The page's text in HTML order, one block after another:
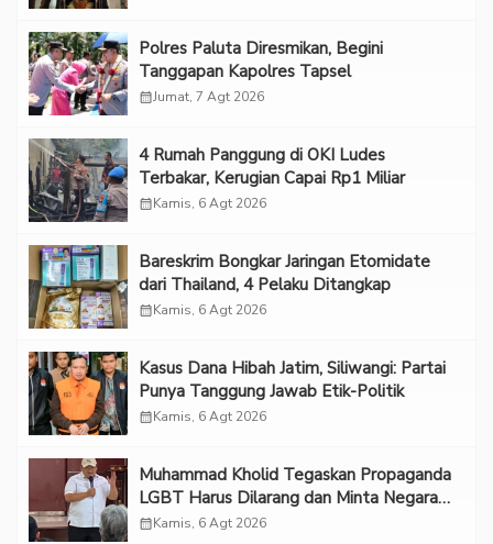
Polres Paluta Diresmikan, Begini
Tanggapan Kapolres Tapsel
calendar_monthJumat, 7 Agt 2026
‎4 Rumah Panggung di OKI Ludes
Terbakar, Kerugian Capai Rp1 Miliar
calendar_monthKamis, 6 Agt 2026
Bareskrim Bongkar Jaringan Etomidate
dari Thailand, 4 Pelaku Ditangkap
calendar_monthKamis, 6 Agt 2026
Kasus Dana Hibah Jatim, Siliwangi: Partai
Punya Tanggung Jawab Etik-Politik
calendar_monthKamis, 6 Agt 2026
Muhammad Kholid Tegaskan Propaganda
LGBT Harus Dilarang dan Minta Negara
Melindungi Korban
calendar_monthKamis, 6 Agt 2026